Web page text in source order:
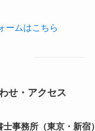
ームはこちら
せ・アクセス
事務所（東京・新宿）